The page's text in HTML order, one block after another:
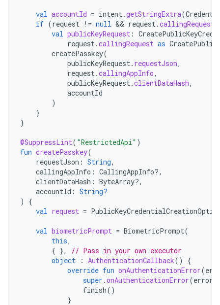
val accountId = intent.getStringExtra(
if (request != null && request.callingRequest
val publicKeyRequest :
request.callingRequest as
createPasskey(
publicKeyRequest. requestJson,
request.callingAppInfo,
publicKeyRequest.clientDataHash,
accountId
)
}
}
@SuppressLint( "RestrictedApi" )
fun createPasskey(
requestJson : String,
callingAppInfo : CallingAppInfo?,
clientDataHash : ByteArray?,
accountId : String?
)
{
val request =
val biometricPrompt = BiometricPrompt(
this,
{ },
// Pass in your own executor
object
: AuthenticationCallback()
{
override fun onAuthenticationError(
super .onAuthenticationError(
finish()
}